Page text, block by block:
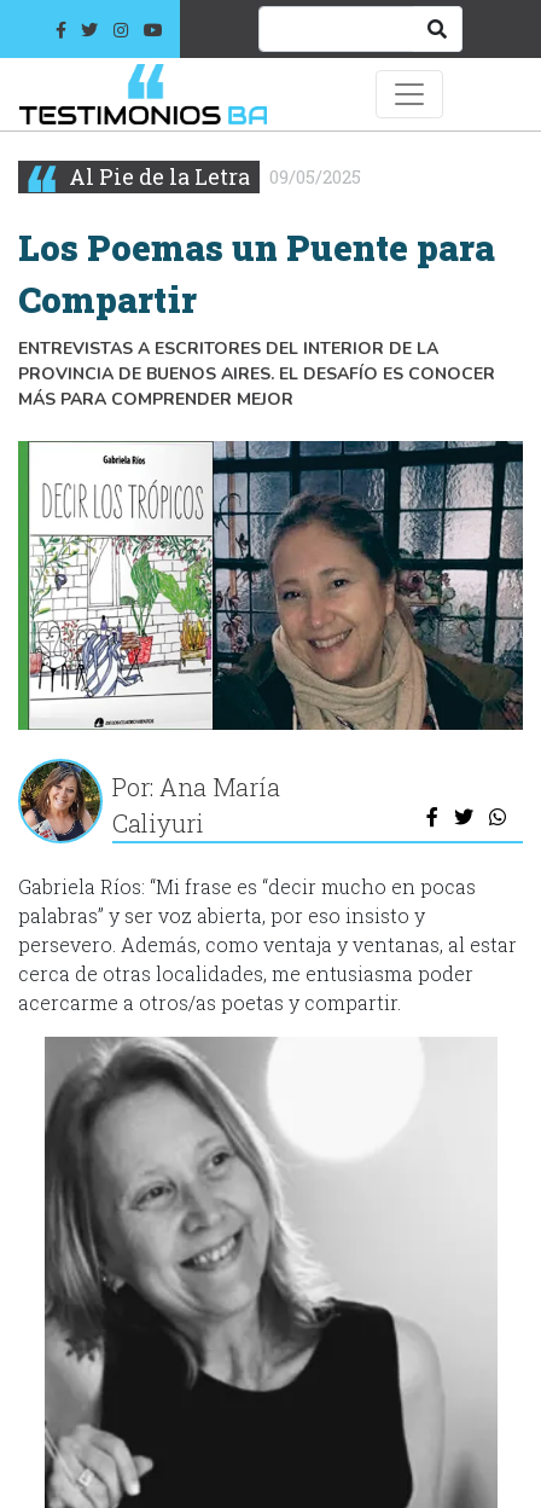
Al Pie de la Letra 09/05/2025
Los Poemas un Puente para
Compartir
ENTREVISTAS A ESCRITORES DEL INTERIOR DE LA
PROVINCIA DE BUENOS AIRES. EL DESAFÍO ES CONOCER
MÁS PARA COMPRENDER MEJOR
Por: Ana María
Caliyuri
Gabriela Ríos: “Mi frase es “decir mucho en pocas
palabras” y ser voz abierta, por eso insisto y
persevero. Además, como ventaja y ventanas, al estar
cerca de otras localidades, me entusiasma poder
acercarme a otros/as poetas y compartir.